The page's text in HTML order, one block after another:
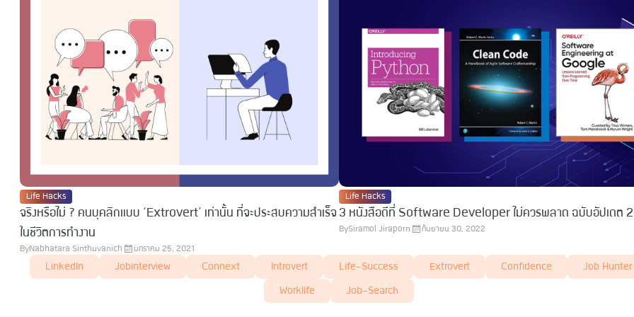
Life Hacks
จริงหรือไม่ ? คนบุคลิกแบบ ‘Extrovert’ เท่านั้น ที่จะประสบความสำเร็จ
ในชีวิตการทำงาน
ByNabhatara Sinthuvanich มกราคม 25, 2021
Life Hacks
3 หนังสือดีที่ Software Developer ไม่ควรพลาด ฉบับอัปเดต
BySiramol Jiraporn กันยายน 30, 2022
LinkedIn Jobinterview Connext Introvert Life-Success Extrovert Confidence Job Hunter
Worklife Job-Search